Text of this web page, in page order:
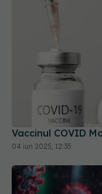
Vaccinul COVID
04 iun 2025, 12:35